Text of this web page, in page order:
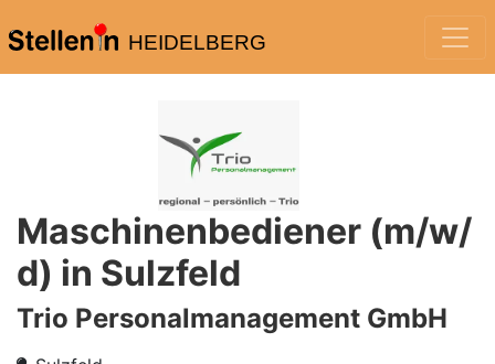
HEIDELBERG
Maschinenbediener (m/w/
d) in Sulzfeld
Trio Personalmanagement GmbH